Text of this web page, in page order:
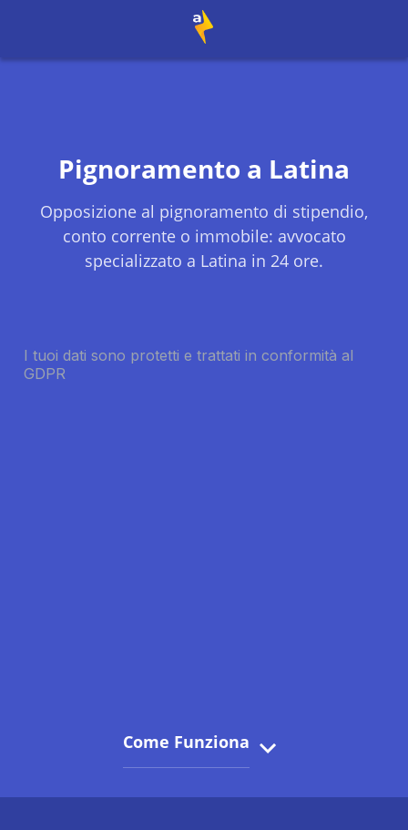
Pignoramento a Latina
Opposizione al pignoramento di stipendio,
conto corrente o immobile: avvocato
specializzato a Latina in 24 ore.
Come Funziona